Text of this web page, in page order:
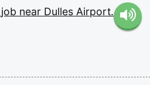
job near Dulles Airport.